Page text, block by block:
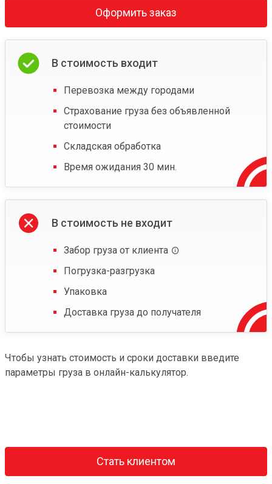
Оформить заказ
В стоимость входит
Перевозка между городами
Страхование груза без объявленной
стоимости
Складская обработка
Время ожидания 30 мин.
В стоимость не входит
Забор груза от клиента
Погрузка-разгрузка
Упаковка
Доставка груза до получателя
Чтобы узнать стоимость и сроки доставки введите
параметры груза в онлайн-калькулятор.
Стать клиентом